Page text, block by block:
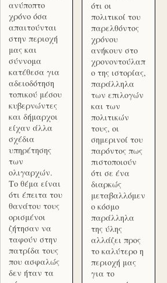
ανύποπτο
χρόνο όσα
απαιτούνται
στην περιοχή
μας και
σύννομα
κατέθεσα για
αδειοδότηση
τοπικού μέσου
κυβερνώντες
και δήμαρχοι
είχαν άλλα
σχέδια
υπηρέτησης
των
ολιγαρχών.
Το θέμα είναι
ότι έπειτα του
θανάτου τους
ορισμένοι
ζήτησαν να
ταφούν στην
πατρίδα τους
που ασφαλώς
δεν ήταν τα
ότι οι
πολιτικοί του
παρελθόντος
χρόνου
ανήκουν στο
χρονοντούλαπ
ο της ιστορίας,
παράλληλα
των επιλογών
και των
πολιτικών
τους, οι
σημερινοί του
παρόντος πως
πιστοποιούν
ότι σε ένα
διαρκώς
μεταβαλλόμεν
ο κόσμο
παράλληλα
της ύλης
αλλάζει προς
το καλύτερο η
περιοχή μας
για το